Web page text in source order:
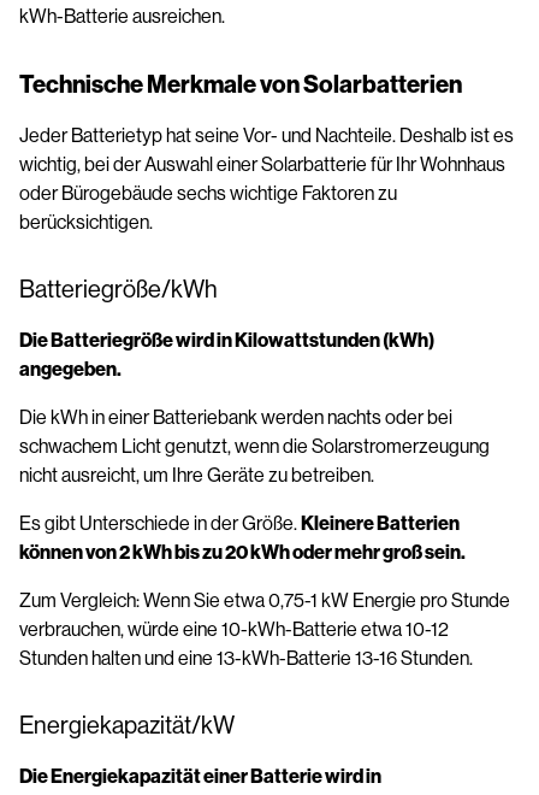
kWh-Batterie ausreichen.
Technische Merkmale von Solarbatterien
Jeder Batterietyp hat seine Vor- und Nachteile. Deshalb ist es
wichtig, bei der Auswahl einer Solarbatterie für Ihr Wohnhaus
oder Bürogebäude sechs wichtige Faktoren zu
berücksichtigen.
Batteriegröße/kWh
Die Batteriegröße wird in Kilowattstunden (kWh)
angegeben.
Die kWh in einer Batteriebank werden nachts oder bei
schwachem Licht genutzt, wenn die Solarstromerzeugung
nicht ausreicht, um Ihre Geräte zu betreiben.
Es gibt Unterschiede in der Größe.Kleinere Batterien
können von 2 kWh bis zu 20 kWh oder mehr groß sein.
Zum Vergleich: Wenn Sie etwa 0,75-1 kW Energie pro Stunde
verbrauchen, würde eine 10-kWh-Batterie etwa 10-12
Stunden halten und eine 13-kWh-Batterie 13-16 Stunden.
Energiekapazität/kW
Die Energiekapazität einer Batterie wird in